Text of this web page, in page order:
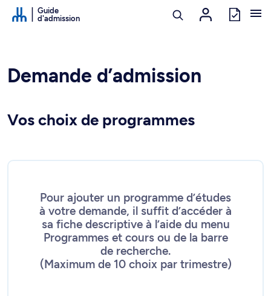
Passer au contenu
Guide
d'admission
Demande d’admission
Vos choix de programmes
Pour ajouter un programme d’études
à votre demande, il suffit d’accéder à
sa fiche descriptive à l’aide du menu
Programmes et cours ou de la barre
de recherche.
(Maximum de 10 choix par trimestre)